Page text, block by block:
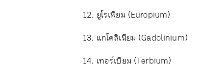
12. ยูโรเพียม (Europium)
13. แกโดลิเนียม (Gadolinium)
14. เทอร์เบียม (Terbium)